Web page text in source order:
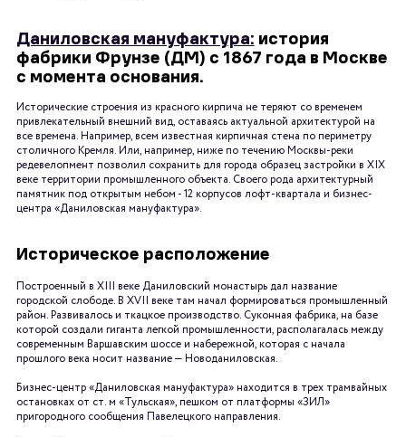
Даниловская мануфактура: история
фабрики Фрунзе (ДМ) с 1867 года в Москве
с момента основания.
Исторические строения из красного кирпича не теряют со временем
привлекательный внешний вид, оставаясь актуальной архитектурой на
все времена. Например, всем известная кирпичная стена по периметру
столичного Кремля. Или, например, ниже по течению Москвы-реки
редевелопмент позволил сохранить для города образец застройки в XIX
веке территории промышленного объекта. Своего рода архитектурный
памятник под открытым небом - 12 корпусов лофт-квартала и бизнес-
центра «Даниловская мануфактура».
Историческое расположение
Построенный в XIII веке Даниловский монастырь дал название
городской слободе. В XVII веке там начал формироваться промышленный
район. Развивалось и ткацкое производство. Суконная фабрика, на базе
которой создали гиганта легкой промышленности, располагалась между
современным Варшавским шоссе и набережной, которая с начала
прошлого века носит название — Новоданиловская.
Бизнес-центр «Даниловская мануфактура» находится в трех трамвайных
остановках от ст. м «Тульская», пешком от платформы «ЗИЛ»
пригородного сообщения Павелецкого направления.